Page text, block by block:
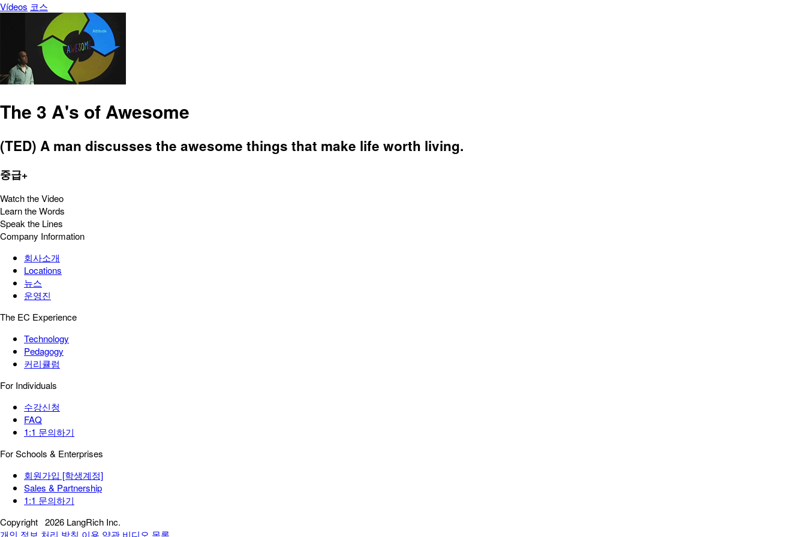
Vídeos 코스
The 3 A's of Awesome
(TED) A man discusses the awesome things that make life worth living.
중급+
Watch the Video
Learn the Words
Speak the Lines
Company Information
회사소개
Locations
뉴스
운영진
The EC Experience
Technology
Pedagogy
커리큘럼
For Individuals
수강신청
FAQ
1:1 문의하기
For Schools & Enterprises
회원가입 [학생계정]
Sales & Partnership
1:1 문의하기
Copyright 2026 LangRich Inc.